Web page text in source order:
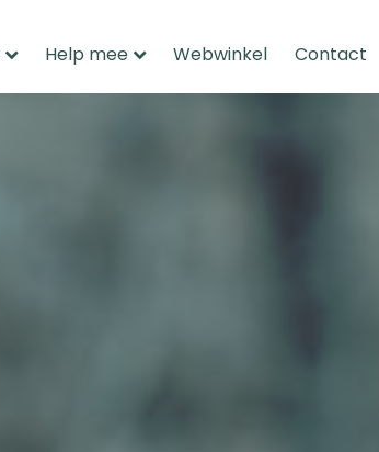
Help mee Webwinkel Contact